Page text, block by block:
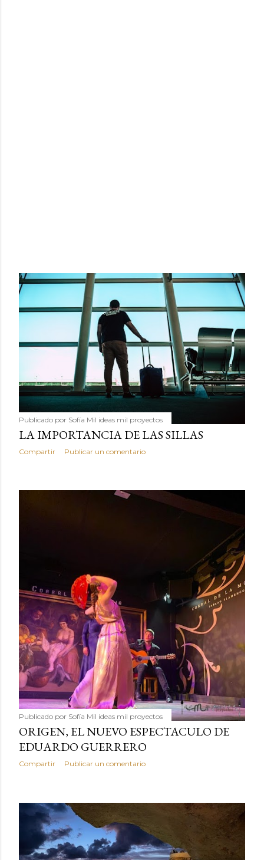
Publicado por Sofía Mil ideas mil proyectos
LA IMPORTANCIA DE LAS SILLAS
Compartir Publicar un comentario
Publicado por Sofía Mil ideas mil proyectos
ORIGEN, EL NUEVO ESPECTACULO DE
EDUARDO GUERRERO
Compartir Publicar un comentario